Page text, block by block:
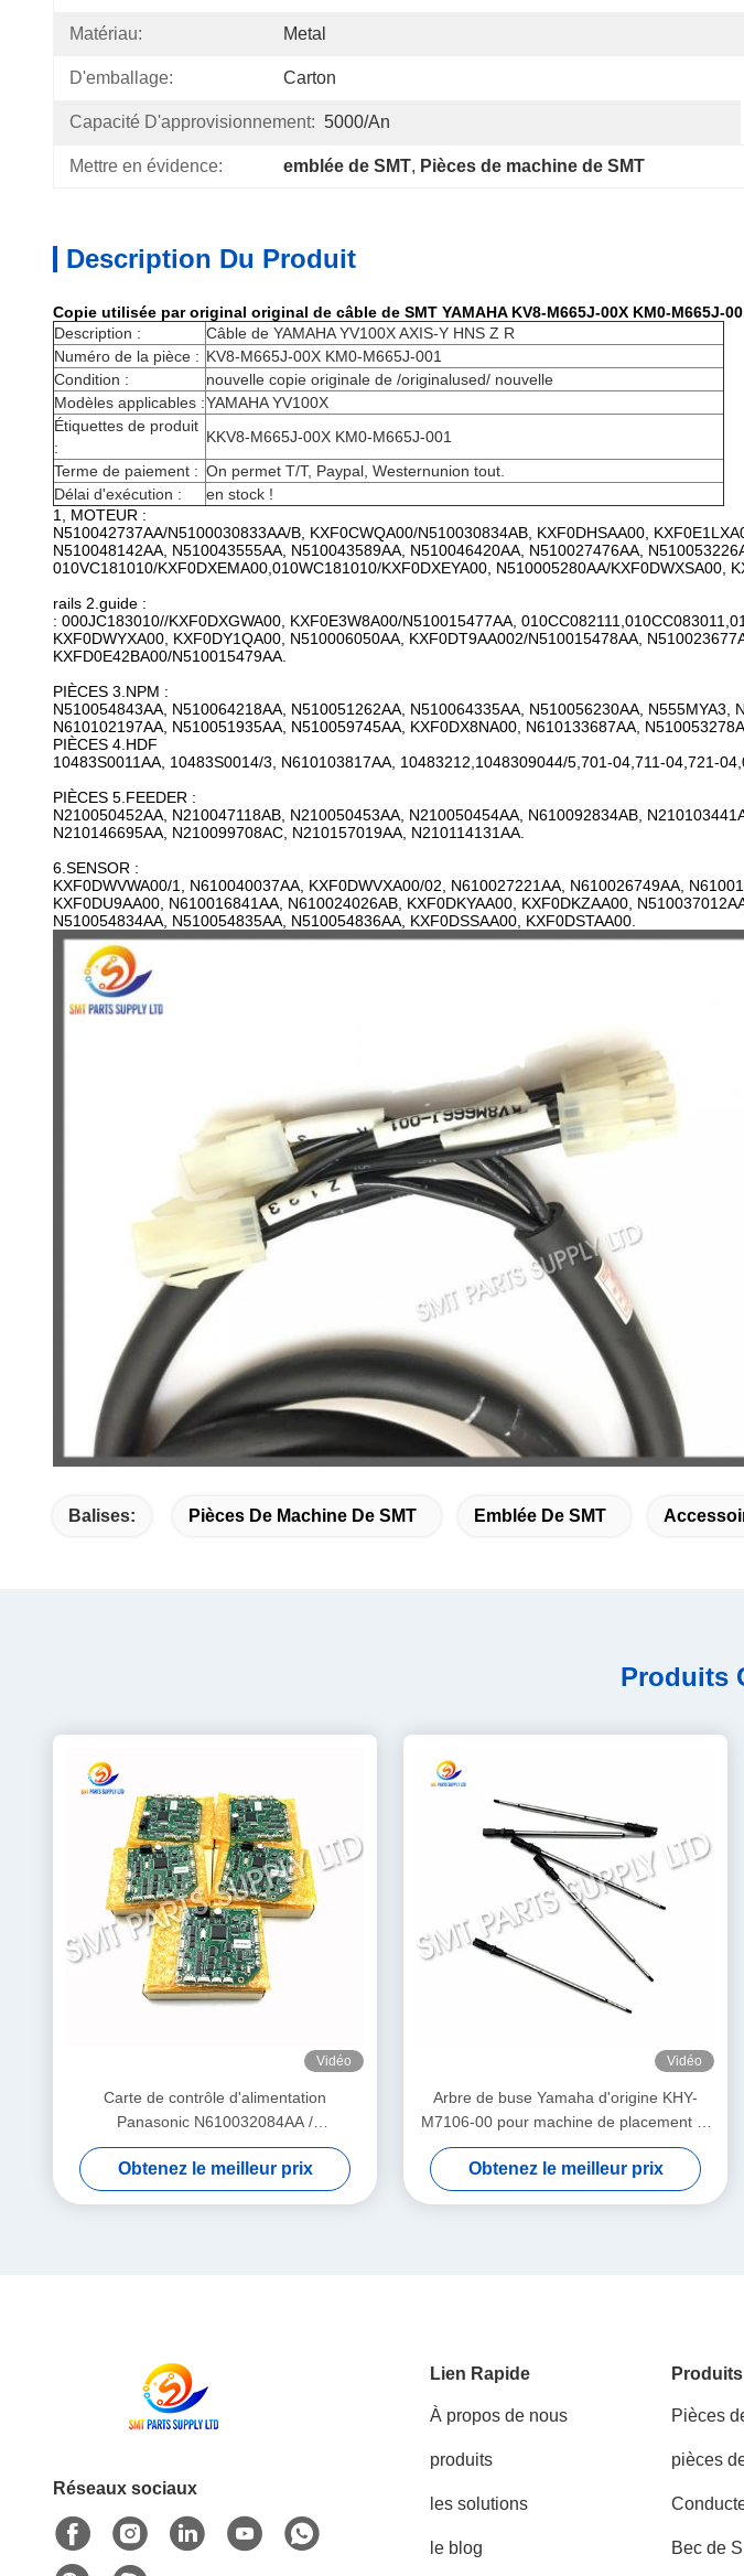
Matériau: Metal
D'emballage: Carton
Capacité D'approvisionnement: 5000/An
Mettre en évidence: emblée de SMT, Pièces de machine de SMT
Description Du Produit
Copie utilisée par original original de câble de SMT YAMAHA KV8-M665J-00X KM0-M665J-
Description :
Câble de YAMAHA YV100X AXIS-Y HNS Z R
Numéro de la pièce : KV8-M665J-00X KM0-M665J-001
Condition :
nouvelle copie originale de /originalused/ nouvelle
Modèles applicables :YAMAHA YV100X
Étiquettes de produit
:
KKV8-M665J-00X KM0-M665J-001
Terme de paiement : On permet T/T, Paypal, Westernunion tout.
Délai d'exécution :
en stock !
1, MOTEUR :
N510042737AA/N5100030833AA/B, KXF0CWQA00/N510030834AB, KXF0DHSAA00,
N510048142AA, N510043555AA, N510043589AA, N510046420AA, N510027476AA,
010VC181010/KXF0DXEMA00,010WC181010/KXF0DXEYA00, N510005280AA/KXF0DWXSA00,
rails 2.guide :
: 000JC183010//KXF0DXGWA00, KXF0E3W8A00/N510015477AA,
KXF0DWYXA00, KXF0DY1QA00, N510006050AA, KXF0DT9AA002/N510015478AA,
KXFD0E42BA00/N510015479AA.
PIÈCES 3.NPM :
N510054843AA, N510064218AA, N510051262AA, N510064335AA, N510056230AA,
N610102197AA, N510051935AA, N510059745AA, KXF0DX8NA00, N610133687AA,
PIÈCES 4.HDF
10483S0011AA, 10483S0014/3, N610103817AA, 10483212,1048309044/5,701-04,711-04,721-
PIÈCES 5.FEEDER :
N210050452AA, N210047118AB, N210050453AA, N210050454AA, N610092834AB,
N210146695AA, N210099708AC, N210157019AA, N210114131AA.
6.SENSOR :
KXF0DWVWA00/1, N610040037AA, KXF0DWVXA00/02, N610027221AA, N610026749AA,
KXF0DU9AA00, N610016841AA, N610024026AB, KXF0DKYAA00, KXF0DKZAA00,
N510054834AA, N510054835AA, N510054836AA, KXF0DSSAA00, KXF0DSTAA00.
Balises: Pièces De Machine De SMT Emblée De SMT
Produits
Vidéo
Carte de contrôle d'alimentation
Panasonic N610032084AA /
KXF0DWTHA00 (MC12CX-5) – Pour
alimentateurs CM402 CM602 NPM 8mm /
12mm / 16mm
Obtenez le meilleur prix
Vidéo
Arbre de buse Yamaha d'origine KHY-
M7106-00 pour machine de placement et
de dépose SMT YS12 / YS24 / YG12F
Obtenez le meilleur prix
Réseaux sociaux
Lien Rapide
À propos de nous
produits
les solutions
le blog
Produits
Pièces
pièces
Bec de